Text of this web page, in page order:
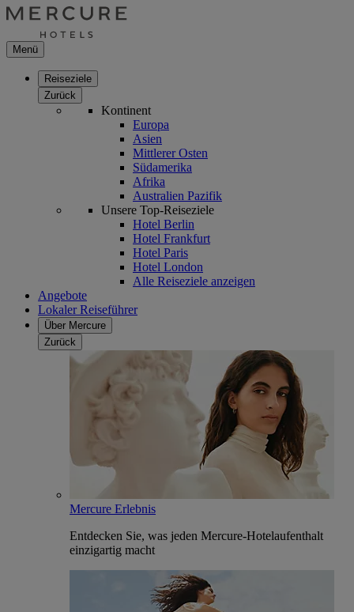
Menü
Reiseziele
Zurück
Kontinent
Europa
Asien
Mittlerer Osten
Südamerika
Afrika
Australien Pazifik
Unsere Top-Reiseziele
Hotel Berlin
Hotel Frankfurt
Hotel Paris
Hotel London
Alle Reiseziele anzeigen
Angebote
Lokaler Reiseführer
Über Mercure
Zurück
Mercure Erlebnis
Entdecken Sie, was jeden Mercure-Hotelaufenthalt
einzigartig macht